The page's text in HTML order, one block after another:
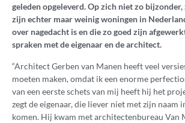
geleden opgeleverd. Op zich niet zo bijzonder,
zijn echter maar weinig woningen in
over nagedacht is en die zo goed zijn
spraken met de eigenaar en de architect.
“Architect Gerben van Manen heeft veel
moeten maken, omdat ik een enorme
van een eerste schets van mij heeft hij het
zegt de eigenaar, die liever niet met zijn naam
komen. Hij kwam met architectenbureau Van